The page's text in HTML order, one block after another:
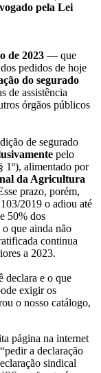
pela Lei
de 2023 — que
pedidos de hoje
do segurado
de assistência
órgãos públicos
de segurado
pelo
1º), alimentado por
da Agricultura
prazo, porém,
2019 o adiou até
50% dos
que ainda não
continua
a 2023.
declara e o que
exigir os
o nosso catálogo,
página na internet
a declaração
sindical